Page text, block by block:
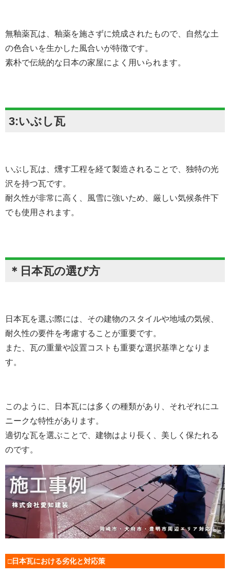
無釉薬瓦は、釉薬を施さずに焼成されたもので、自然な土
の色合いを生かした風合いが特徴です。
素朴で伝統的な日本の家屋によく用いられます。
3:いぶし瓦
いぶし瓦は、燻す工程を経て製造されることで、独特の光
沢を持つ瓦です。
耐久性が非常に高く、風雪に強いため、厳しい気候条件下
でも使用されます。
＊日本瓦の選び方
日本瓦を選ぶ際には、その建物のスタイルや地域の気候、
耐久性の要件を考慮することが重要です。
また、瓦の重量や設置コストも重要な選択基準となりま
す。
このように、日本瓦には多くの種類があり、それぞれにユ
ニークな特性があります。
適切な瓦を選ぶことで、建物はより長く、美しく保たれる
のです。
□日本瓦における劣化と対応策